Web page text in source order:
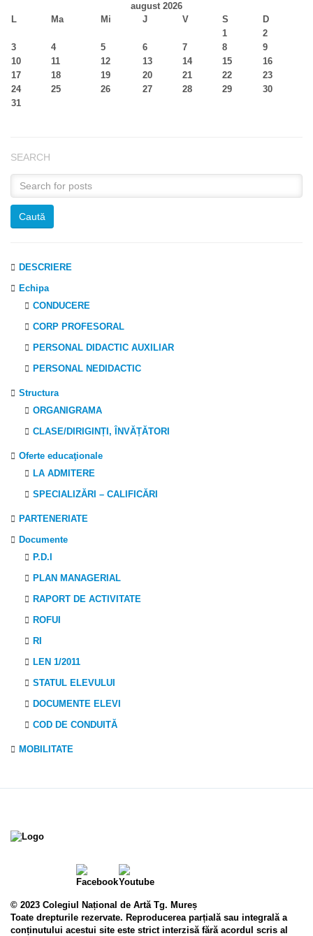
august 2026
L
Ma Mi J V S
D
1
2
3
4 5 6 7 8
9
10
11 12 13 14 15
16
17
18 19 20 21 22
23
24
25 26 27 28 29
30
31
SEARCH
DESCRIERE
Echipa
CONDUCERE
CORP PROFESORAL
PERSONAL DIDACTIC AUXILIAR
PERSONAL NEDIDACTIC
Structura
ORGANIGRAMA
CLASE/DIRIGINȚI, ÎNVĂȚĂTORI
Oferte educaţionale
LA ADMITERE
SPECIALIZĂRI – CALIFICĂRI
PARTENERIATE
Documente
P.D.I
PLAN MANAGERIAL
RAPORT DE ACTIVITATE
ROFUI
RI
LEN 1/2011
STATUL ELEVULUI
DOCUMENTE ELEVI
COD DE CONDUITĂ
MOBILITATE
© 2023 Colegiul Național de Artă Tg. Mureș
Toate drepturile rezervate. Reproducerea parțială sau integrală a
conținutului acestui site este strict interzisă fără acordul scris al